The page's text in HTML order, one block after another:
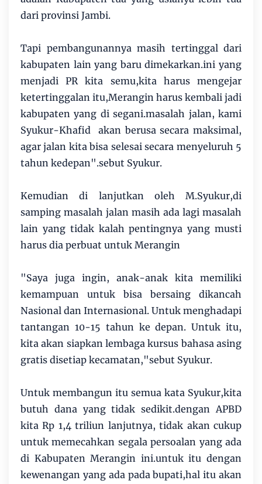
dari provinsi Jambi.
Tapi pembangunannya masih tertinggal dari
kabupaten lain yang baru dimekarkan.ini yang
menjadi PR kita semu,kita harus mengejar
ketertinggalan itu,Merangin harus kembali jadi
kabupaten yang di segani.masalah jalan, kami
Syukur-Khafid akan berusa secara maksimal,
agar jalan kita bisa selesai secara menyeluruh 5
tahun kedepan".sebut Syukur.
Kemudian di lanjutkan oleh M.Syukur,di
samping masalah jalan masih ada lagi masalah
lain yang tidak kalah pentingnya yang musti
harus dia perbuat untuk Merangin
"Saya juga ingin, anak-anak kita memiliki
kemampuan untuk bisa bersaing dikancah
Nasional dan Internasional. Untuk menghadapi
tantangan 10-15 tahun ke depan. Untuk itu,
kita akan siapkan lembaga kursus bahasa asing
gratis disetiap kecamatan,"sebut Syukur.
Untuk membangun itu semua kata Syukur,kita
butuh dana yang tidak sedikit.dengan APBD
kita Rp 1,4 triliun lanjutnya, tidak akan cukup
untuk memecahkan segala persoalan yang ada
di Kabupaten Merangin ini.untuk itu dengan
kewenangan yang ada pada bupati,hal itu akan